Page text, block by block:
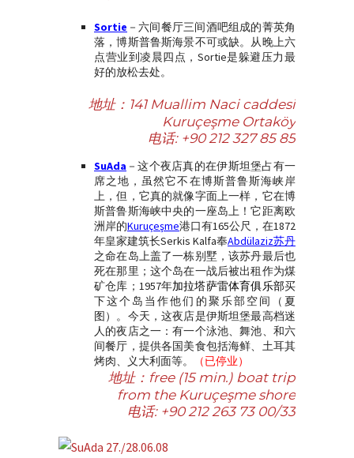
Sortie －六间餐厅三间酒吧组成的菁英角
落，博斯普鲁斯海景不可或缺。从晚上六
点营业到凌晨四点，Sortie是躲避压力最
好的放松去处。
地址：141 Muallim Naci caddesi
Kuruçeşme Ortaköy
电话: +90 212 327 85 85
SuAda －这个夜店真的在伊斯坦堡占有一
席之地，虽然它不在博斯普鲁斯海峡岸
上，但，它真的就像字面上一样，它在博
斯普鲁斯海峡中央的一座岛上！它距离欧
洲岸的Kuruçeşme港口有165公尺，在1872
年皇家建筑长Serkis Kalfa奉Abdülaziz苏丹
之命在岛上盖了一栋别墅，该苏丹最后也
死在那里；这个岛在一战后被出租作为煤
矿仓库；1957年加拉塔萨雷体育俱乐部买
下这个岛当作他们的聚乐部空间（夏
图）。今天，这夜店是伊斯坦堡最高档迷
人的夜店之一：有一个泳池、舞池、和六
间餐厅，提供各国美食包括海鲜、土耳其
烤肉、义大利面等。
（已停业）
地址： free (15 min.) boat trip
from the Kuruçeşme shore
电话: +90 212 263 73 00/33